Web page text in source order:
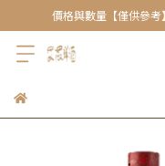
價格與數量【僅供參